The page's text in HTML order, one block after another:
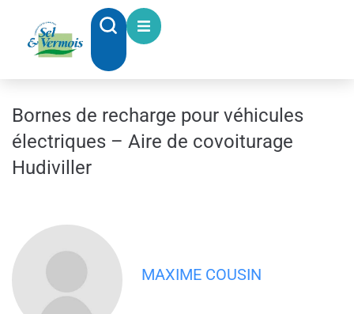
Bornes de recharge pour véhicules
électriques – Aire de covoiturage
Hudiviller
MAXIME COUSIN